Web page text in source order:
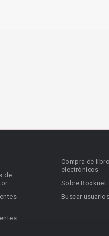
de
Compra de
electrónicos
Sobre Booknet
Buscar usuarios